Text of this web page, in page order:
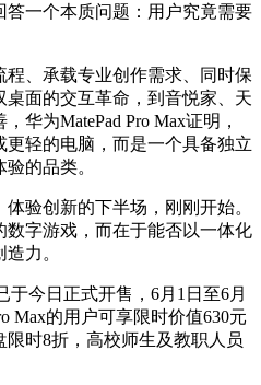
一个本质问题：用户究竟需要
、承载专业创作需求、同时保
面的交互革命，到音悦家、天
华为MatePad Pro Max证明，
轻的电脑，而是一个具备独立
的品类。
验创新的下半场，刚刚开始。
字游戏，而在于能否以一体化
力。
于今日正式开售，6月1日至6月
Max的用户可享限时价值630元
时8折，高校师生及教职人员